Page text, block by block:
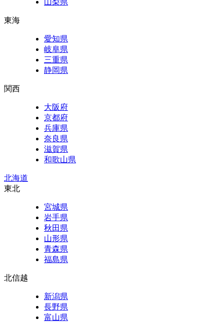
東海
愛知県
岐阜県
三重県
静岡県
関西
大阪府
京都府
兵庫県
奈良県
滋賀県
和歌山県
北海道
東北
宮城県
岩手県
秋田県
山形県
青森県
福島県
北信越
新潟県
長野県
富山県